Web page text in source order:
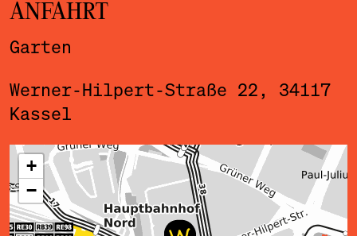
ANFAHRT
Garten
Werner-Hilpert-Straße 22, 34117
Kassel
ˇ